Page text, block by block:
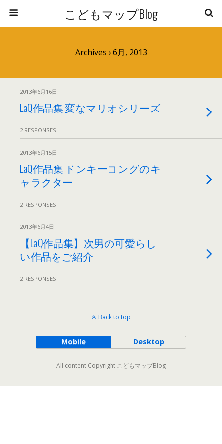
こどもマップBlog
Archives › 6月, 2013
2013年6月16日
LaQ作品集 変なマリオシリーズ
2 RESPONSES
2013年6月15日
LaQ作品集 ドンキーコングのキ
ャラクター
2 RESPONSES
2013年6月4日
【LaQ作品集】次男の可愛らし
い作品をご紹介
2 RESPONSES
Back to top
Mobile Desktop
All content Copyright こどもマップBlog